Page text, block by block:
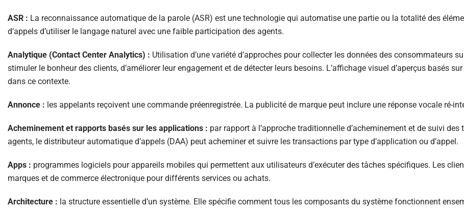
ASR : La reconnaissance automatique de la parole (ASR) est une technologie qui automatise une partie ou la totalité des
d’appels d’utiliser le langage naturel avec une faible participation des agents.
Analytique (Contact Center Analytics) : Utilisation d’une variété d’approches pour collecter les données des consommateurs
stimuler le bonheur des clients, d’améliorer leur engagement et de détecter leurs besoins. L’affichage visuel d’aperçus basés
dans ce contexte.
Annonce : les appelants reçoivent une commande préenregistrée. La publicité de marque peut inclure une réponse vocale ré-
Acheminement et rapports basés sur les applications : par rapport à l’approche traditionnelle d’acheminement et de suivi
agents, le distributeur automatique d’appels (DAA) peut acheminer et suivre les transactions par type d’application ou d’appel.
Apps : programmes logiciels pour appareils mobiles qui permettent aux utilisateurs d’exécuter des tâches spécifiques. Les
marques et de commerce électronique pour différents services ou achats.
Architecture : la structure essentielle d’un système. Elle spécifie comment tous les composants du système fonctionnent